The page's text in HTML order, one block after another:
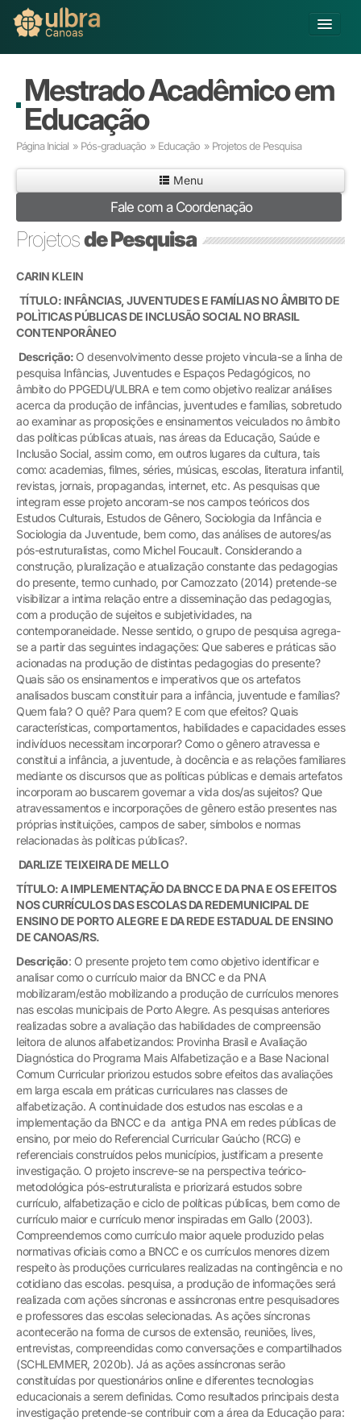
Buscar
Já sou Aluno
Educação Básica
Educação a Distância
Pós-graduação
Pesquisa
Extensão
Infraestrutura e Serviços
Inovação
Sobre a ULBRA
Mestrado Acadêmico em
Educação
Página Inicial » Pós-graduação » Educação » Projetos de Pesquisa
Menu
Fale com a Coordenação
Projetosde Pesquisa
CARIN KLEIN
TÍTULO: INFÂNCIAS, JUVENTUDES E FAMÍLIAS NO ÂMBITO DE
POLÌTICAS PÚBLICAS DE INCLUSÃO SOCIAL NO BRASIL
CONTENPORÂNEO
Descrição: O desenvolvimento desse projeto vincula-se a linha de
pesquisa Infâncias, Juventudes e Espaços Pedagógicos, no
âmbito do PPGEDU/ULBRA e tem como objetivo realizar análises
acerca da produção de infâncias, juventudes e famílias, sobretudo
ao examinar as proposições e ensinamentos veiculados no âmbito
das políticas públicas atuais, nas áreas da Educação, Saúde e
Inclusão Social, assim como, em outros lugares da cultura, tais
como: academias, filmes, séries, músicas, escolas, literatura infantil,
revistas, jornais, propagandas, internet, etc. As pesquisas que
integram esse projeto ancoram-se nos campos teóricos dos
Estudos Culturais, Estudos de Gênero, Sociologia da Infância e
Sociologia da Juventude, bem como, das análises de autores/as
pós-estruturalistas, como Michel Foucault. Considerando a
construção, pluralização e atualização constante das pedagogias
do presente, termo cunhado, por Camozzato (2014) pretende-se
visibilizar a intima relação entre a disseminação das pedagogias,
com a produção de sujeitos e subjetividades, na
contemporaneidade. Nesse sentido, o grupo de pesquisa agrega-
se a partir das seguintes indagações: Que saberes e práticas são
acionadas na produção de distintas pedagogias do presente?
Quais são os ensinamentos e imperativos que os artefatos
analisados buscam constituir para a infância, juventude e famílias?
Quem fala? O quê? Para quem? E com que efeitos? Quais
características, comportamentos, habilidades e capacidades esses
indivíduos necessitam incorporar? Como o gênero atravessa e
constitui a infância, a juventude, à docência e as relações familiares
mediante os discursos que as políticas públicas e demais artefatos
incorporam ao buscarem governar a vida dos/as sujeitos? Que
atravessamentos e incorporações de gênero estão presentes nas
próprias instituições, campos de saber, símbolos e normas
relacionadas às políticas públicas?.
DARLIZE TEIXEIRA DE MELLO
TÍTULO: A IMPLEMENTAÇÃO DA BNCC E DA PNA E OS EFEITOS
NOS CURRÍCULOS DAS ESCOLAS DA REDEMUNICIPAL DE
ENSINO DE PORTO ALEGRE E DA REDE ESTADUAL DE ENSINO
DE CANOAS/RS.
Descrição: O presente projeto tem como objetivo identificar e
analisar como o currículo maior da BNCC e da PNA
mobilizaram/estão mobilizando a produção de currículos menores
nas escolas municipais de Porto Alegre. As pesquisas anteriores
realizadas sobre a avaliação das habilidades de compreensão
leitora de alunos alfabetizandos: Provinha Brasil e Avaliação
Diagnóstica do Programa Mais Alfabetização e a Base Nacional
Comum Curricular priorizou estudos sobre efeitos das avaliações
em larga escala em práticas curriculares nas classes de
alfabetização. A continuidade dos estudos nas escolas e a
implementação da BNCC e da antiga PNA em redes públicas de
ensino, por meio do Referencial Curricular Gaúcho (RCG) e
referenciais construídos pelos municípios, justificam a presente
investigação. O projeto inscreve-se na perspectiva teórico-
metodológica pós-estruturalista e priorizará estudos sobre
currículo, alfabetização e ciclo de políticas públicas, bem como de
currículo maior e currículo menor inspiradas em Gallo (2003).
Compreendemos como currículo maior aquele produzido pelas
normativas oficiais como a BNCC e os currículos menores dizem
respeito às produções curriculares realizadas na contingência e no
cotidiano das escolas. pesquisa, a produção de informações será
realizada com ações síncronas e assíncronas entre pesquisadores
e professores das escolas selecionadas. As ações síncronas
acontecerão na forma de cursos de extensão, reuniões, lives,
entrevistas, compreendidas como conversações e compartilhados
(SCHLEMMER, 2020b). Já as ações assíncronas serão
constituídas por questionários online e diferentes tecnologias
educacionais a serem definidas. Como resultados principais desta
investigação pretende-se contribuir com a área da Educação para: